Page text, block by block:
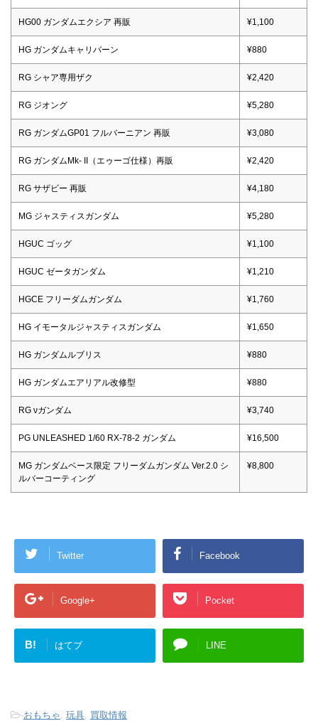
HG00 ガンダムエクシア 再販 ¥1,100
HG ガンダムキャリバーン ¥880
RG シャア専用ザク ¥2,420
RG ジオング ¥5,280
RG ガンダムGP01 フルバーニアン 再販 ¥3,080
RG ガンダムMk- II（エゥーゴ仕様）再販 ¥2,420
RG サザビー 再販 ¥4,180
MG ジャスティスガンダム ¥5,280
HGUC ゴッグ ¥1,100
HGUC ゼータガンダム ¥1,210
HGCE フリーダムガンダム ¥1,760
HG イモータルジャスティスガンダム ¥1,650
HG ガンダムルブリス ¥880
HG ガンダムエアリアル改修型 ¥880
RG νガンダム ¥3,740
PG UNLEASHED 1/60 RX-78-2 ガンダム ¥16,500
MG ガンダムベース限定 フリーダムガンダム Ver.2.0 シ
ルバーコーティング
¥8,800
Twitter Facebook
Google+ Pocket
B! はてブ LINE
-おもちゃ 玩具 買取情報